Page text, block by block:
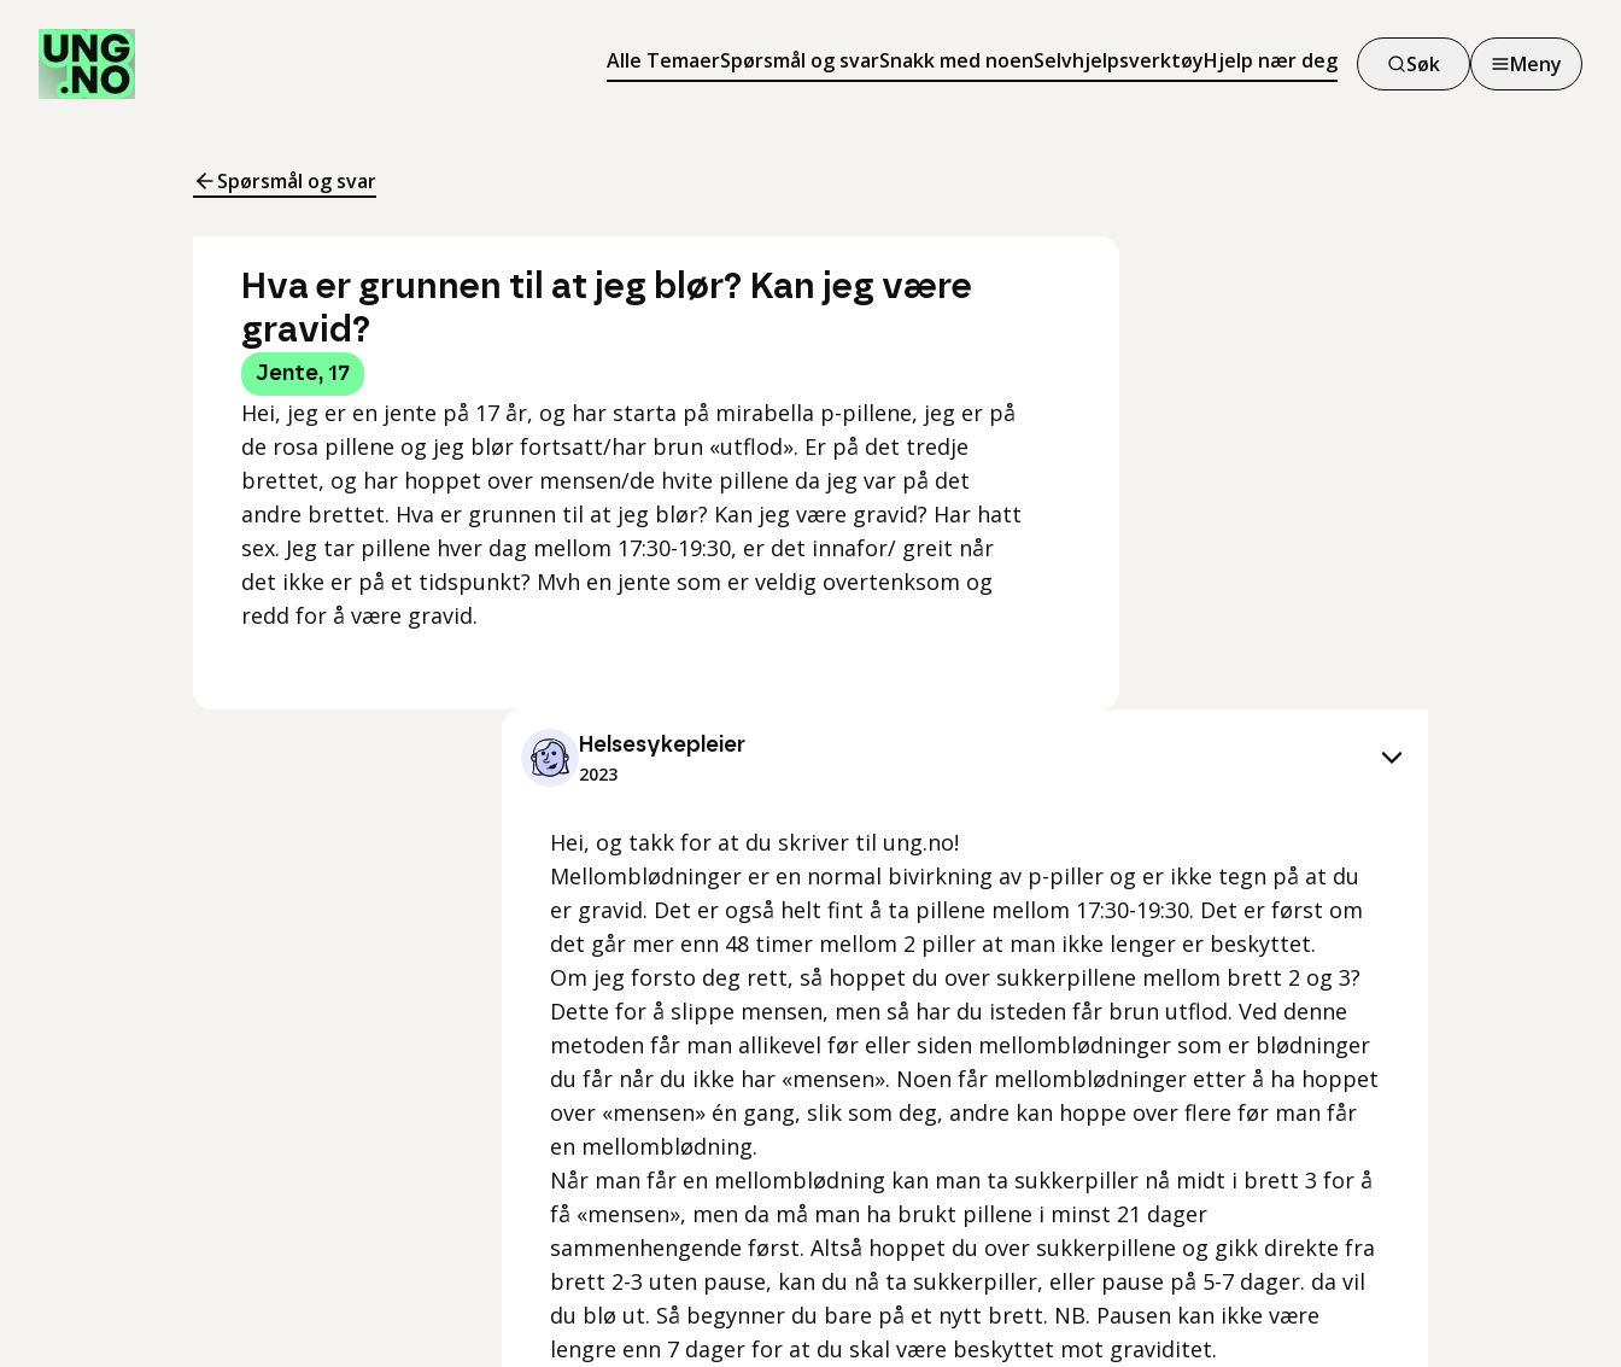
Alle TemaerSpørsmål og svarSnakk med noenSelvhjelpsverktøyHjelp nær deg
Søk
Søk
Meny
Meny
Spørsmål og svar
Hva er grunnen til at jeg blør? Kan jeg være
gravid?
Jente, 17
Hei, jeg er en jente på 17 år, og har starta på mirabella p-pillene, jeg er på
de rosa pillene og jeg blør fortsatt/har brun «utflod». Er på det tredje
brettet, og har hoppet over mensen/de hvite pillene da jeg var på det
andre brettet. Hva er grunnen til at jeg blør? Kan jeg være gravid? Har hatt
sex. Jeg tar pillene hver dag mellom 17:30-19:30, er det innafor/ greit når
det ikke er på et tidspunkt? Mvh en jente som er veldig overtenksom og
redd for å være gravid.
Helsesykepleier
2023
Hei, og takk for at du skriver til ung.no!
Mellomblødninger er en normal bivirkning av p-piller og er ikke tegn på at du
er gravid. Det er også helt fint å ta pillene mellom 17:30-19:30. Det er først om
det går mer enn 48 timer mellom 2 piller at man ikke lenger er beskyttet.
Om jeg forsto deg rett, så hoppet du over sukkerpillene mellom brett 2 og 3?
Dette for å slippe mensen, men så har du isteden får brun utflod. Ved denne
metoden får man allikevel før eller siden mellomblødninger som er blødninger
du får når du ikke har «mensen». Noen får mellomblødninger etter å ha hoppet
over «mensen» én gang, slik som deg, andre kan hoppe over flere før man får
en mellomblødning.
Når man får en mellomblødning kan man ta sukkerpiller nå midt i brett 3 for å
få «mensen», men da må man ha brukt pillene i minst 21 dager
sammenhengende først. Altså hoppet du over sukkerpillene og gikk direkte fra
brett 2-3 uten pause, kan du nå ta sukkerpiller, eller pause på 5-7 dager. da vil
du blø ut. Så begynner du bare på et nytt brett. NB. Pausen kan ikke være
lengre enn 7 dager for at du skal være beskyttet mot graviditet.